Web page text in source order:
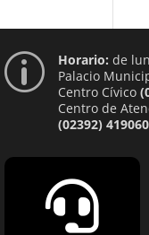
p Horario: de
Palacio
Centro Cívico
Centro de
(02392) 419060
